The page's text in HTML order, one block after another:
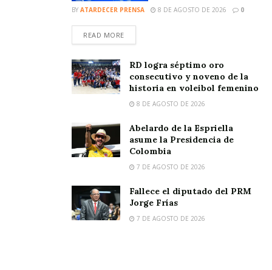
BY ATARDECER PRENSA 8 DE AGOSTO DE 2026 0
READ MORE
RD logra séptimo oro
consecutivo y noveno de la
historia en voleibol femenino
8 DE AGOSTO DE 2026
Abelardo de la Espriella
asume la Presidencia de
Colombia
7 DE AGOSTO DE 2026
Fallece el diputado del PRM
Jorge Frías
7 DE AGOSTO DE 2026